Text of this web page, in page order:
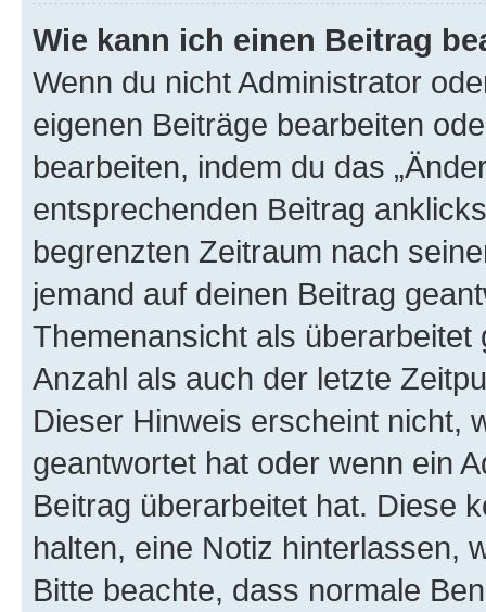
Wie kann ich einen Beitrag
Wenn du nicht Administrator
eigenen Beiträge bearbeiten
bearbeiten, indem du das
entsprechenden Beitrag
begrenzten Zeitraum nach
jemand auf deinen Beitrag
Themenansicht als
Anzahl als auch der letzte
Dieser Hinweis erscheint nicht,
geantwortet hat oder wenn ein
Beitrag überarbeitet hat. Diese
halten, eine Notiz hinterlassen,
Bitte beachte, dass normale